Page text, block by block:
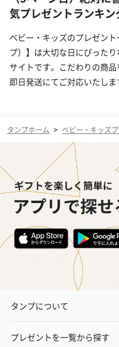
気プレゼントランキ
ベビー・キッズのプレゼン
プ）】は大切な日にぴった
サイトです。こだわりの商
即日発送にてご対応いたしま
タンプホーム > ベビー・キッズ
タンプについて
プレゼントを一覧から探す